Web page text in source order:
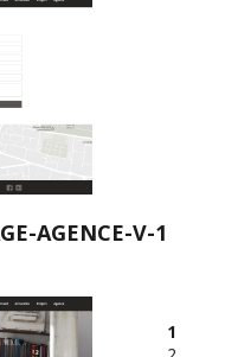
AGENCE-V-1
1